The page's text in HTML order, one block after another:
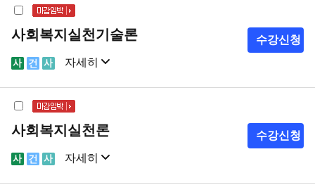
사회복지실천기술론
자세히
샘플강의 강의계획서
수강신청
사회복지실천론
자세히
샘플강의 강의계획서
수강신청